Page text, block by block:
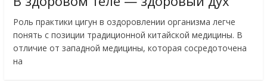
Роль практики цигун в оздоровлении организма легче
понять с позиции традиционной китайской медицины. В
отличие от западной медицины, которая сосредоточена
на